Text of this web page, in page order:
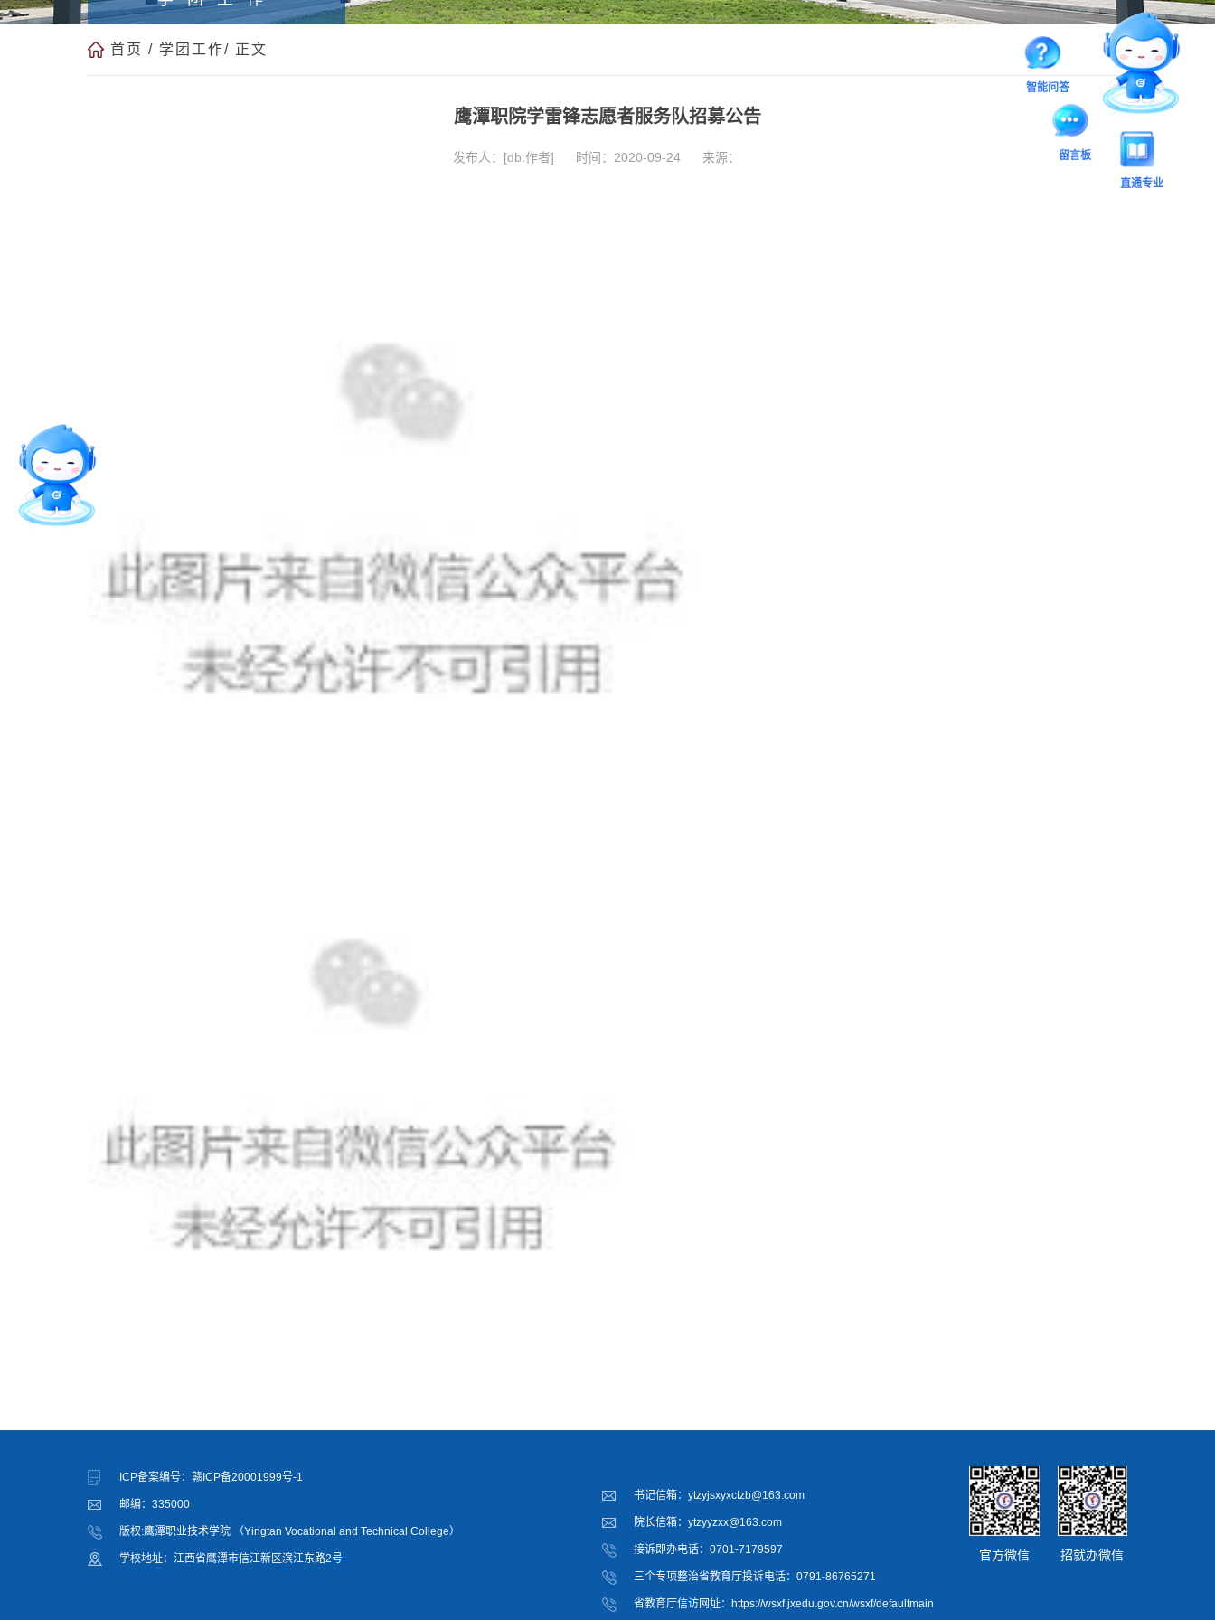
首页 / 学团工作/ 正文
鹰潭职院学雷锋志愿者服务队招募公告
发布人：[db:作者] 时间：2020-09-24 来源：
ICP备案编号：赣ICP备20001999号-1
邮编：335000
版权:鹰潭职业技术学院 （Yingtan Vocational and Technical College）
学校地址：江西省鹰潭市信江新区滨江东路2号
书记信箱：ytzyjsxyxctzb@163.com
院长信箱：ytzyyzxx@163.com
接诉即办电话：0701-7179597
三个专项整治省教育厅投诉电话：0791-86765271
省教育厅信访网址：https://wsxf.jxedu.gov.cn/wsxf/defaultmain
官方微信 招就办微信
智能问答
留言板
直通专业